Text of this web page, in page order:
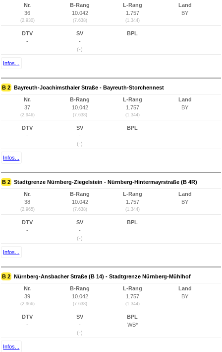
Nr.
36
(2.930)
B-Rang
10.042
(7.638)
L-Rang
1.757
(1.344)
Land
BY
DTV
-
SV
-
(-)
BPL
Infos...
B 2 Bayreuth-Joachimsthaler Straße - Bayreuth-Storchennest
Nr.
37
(2.946)
B-Rang
10.042
(7.638)
L-Rang
1.757
(1.344)
Land
BY
DTV
-
SV
-
(-)
BPL
Infos...
B 2 Stadtgrenze Nürnberg-Ziegelstein - Nürnberg-Hintermayrstraße (B 4R)
Nr.
38
(2.965)
B-Rang
10.042
(7.638)
L-Rang
1.757
(1.344)
Land
BY
DTV
-
SV
-
(-)
BPL
Infos...
B 2 Nürnberg-Ansbacher Straße (B 14) - Stadtgrenze Nürnberg-Mühlhof
Nr.
39
(2.966)
B-Rang
10.042
(7.638)
L-Rang
1.757
(1.344)
Land
BY
DTV
-
SV
-
(-)
BPL
WB*
Infos...